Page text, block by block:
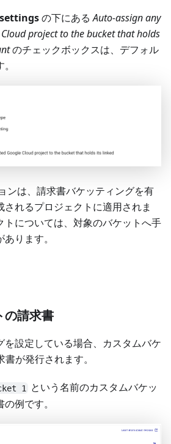
の下にあるAuto-assign any
project to the bucket that holds
のチェックボックスは、デフォル
ンは、請求書バケッティングを有
れるプロジェクトに適用されま
トについては、対象のバケットへ手
ります。
の請求書
を設定している場合、カスタムバケ
が発行されます。
1
という名前のカスタムバケッ
例です。